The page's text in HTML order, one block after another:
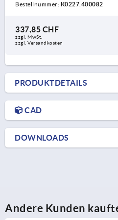
Bestellnummer: K0227.400082
337,85 CHF
zzgl. MwSt.
zzgl. Versandkosten
PRODUKTDETAILS
CAD
DOWNLOADS
Andere Kunden